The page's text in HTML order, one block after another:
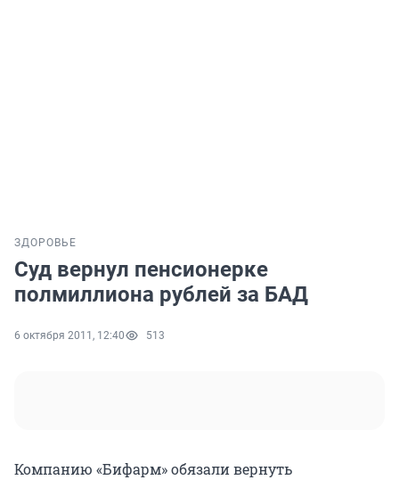
ЗДОРОВЬЕ
Суд вернул пенсионерке
полмиллиона рублей за БАД
6 октября 2011, 12:40 513
Компанию «Бифарм» обязали вернуть